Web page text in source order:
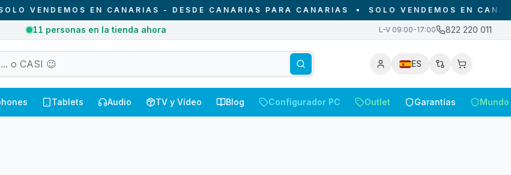
VENDEMOS EN CANARIAS - DESDE CANARIAS PARA CANARIAS• SOLO VENDEMOS EN
¡Hoy no hacemos entregas! L-V 09:00-17:00 822 220 011
ES
Tablets Audio TV y Vídeo Blog Configurador PC Outlet Garantías